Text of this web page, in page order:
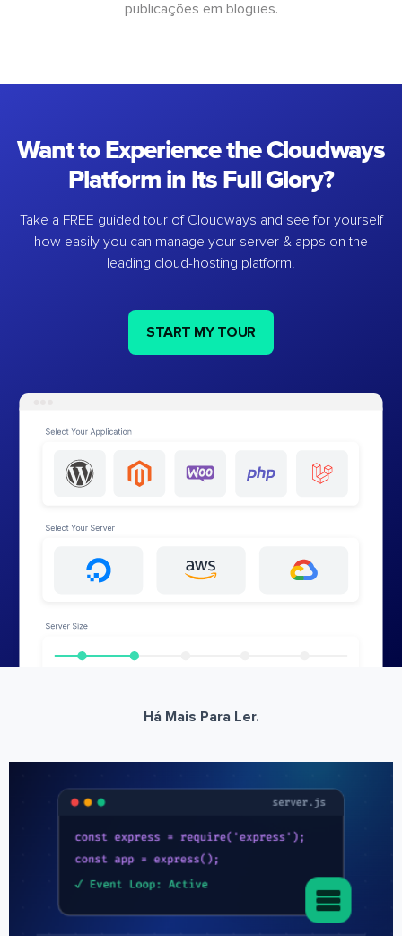
publicações em blogues.
Want to Experience the Cloudways
Platform in Its Full Glory?
Take a FREE guided tour of Cloudways and see for yourself
how easily you can manage your server & apps on the
leading cloud-hosting platform.
START MY TOUR
Há Mais Para Ler.